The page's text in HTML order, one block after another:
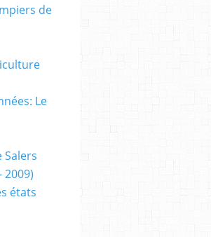
de
Le
Salers
2009)
états